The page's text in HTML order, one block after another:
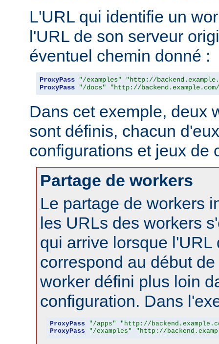
L'URL qui identifie un
l'URL de son serveur
éventuel chemin donné :
ProxyPass "/examples"
"http://
ProxyPass
"/docs" "http://
Dans cet exemple, deux
sont définis, chacun
configurations et jeux de
Partage de workers
Le partage de workers
les URLs des workers
qui arrive lorsque l'URL
correspond au début
worker défini plus loin
configuration. Dans
ProxyPass "/apps"
"http://
ProxyPass
"/examples" "http://